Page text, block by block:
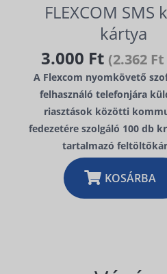
FLEXCOM SMS
kártya
3.000 Ft (2.362
A Flexcom nyomkövető
felhasználó telefonjára
riasztások közötti
fedezetére szolgáló 100 db
tartalmazó
KOSÁRBA